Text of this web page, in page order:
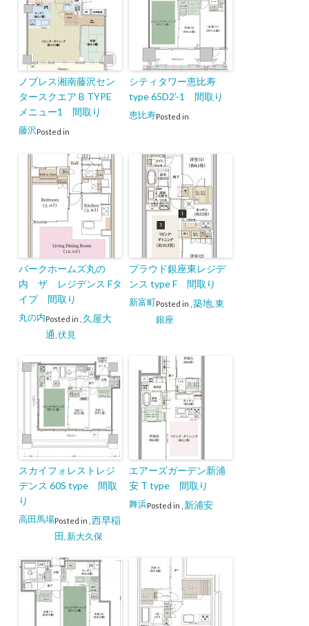
ノブレス湘南藤沢セン
タースクエア B TYPE
メニュー1 間取り
Posted in
藤沢
シティタワー恵比寿
type 65D2’-1 間取り
Posted in
恵比寿
パークホームズ丸の
内 ザ レジデンス Fタ
イプ 間取り
Posted in
丸の内
久屋大
通 伏見
プラウド銀座東レジデ
ンス type F 間取り
Posted in
新富町 築地, 東
銀座
スカイフォレストレジ
デンス 60S type 間取
り
Posted in
高田馬場
西早稲
田 新大久保
エアーズガーデン新浦
安 T type 間取り
Posted in
舞浜 新浦安